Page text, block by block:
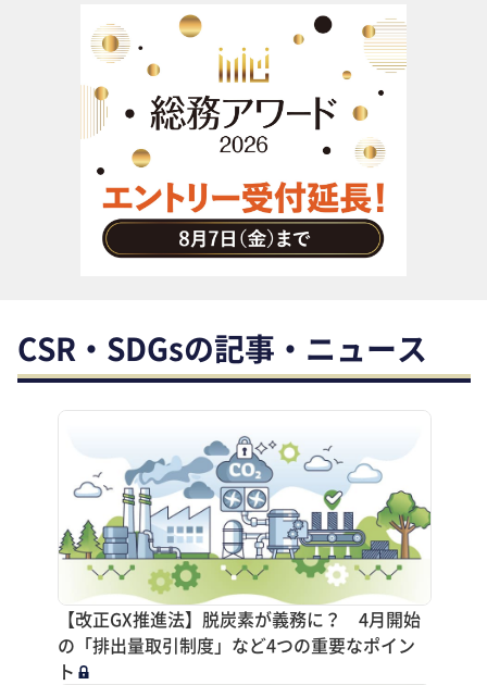
リスクマネジメント・BCP
社外・社内広報
社外・社内コミュニケーション活性化
FM・オフィス移転
CSR・SDGs
テクノロジー活用・DX
助成金・補助金・コスト削減
アウトソーシング・BPO
調査・レポート
CSR・SDGsの記事・ニュース
【改正GX推進法】脱炭素が義務に？ 4月開始
の「排出量取引制度」など4つの重要なポイン
ト